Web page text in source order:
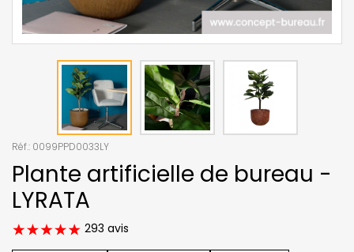
Réf.: 0099PPD0033LY
Plante artificielle de bureau -
LYRATA
293 avis